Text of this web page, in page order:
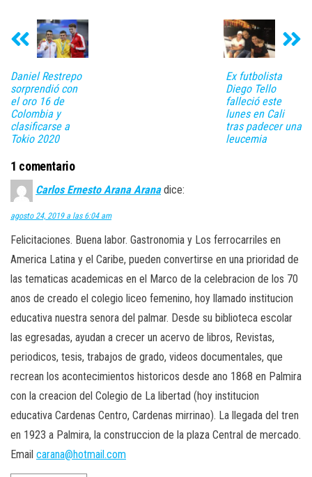
Daniel Restrepo
sorprendió con
el oro 16 de
Colombia y
clasificarse a
Tokio 2020
Ex futbolista
Diego Tello
falleció este
lunes en Cali
tras padecer una
leucemia
1 comentario
Carlos Ernesto Arana Arana dice:
agosto 24, 2019 a las 6:04 am
Felicitaciones. Buena labor. Gastronomia y Los ferrocarriles en
America Latina y el Caribe, pueden convertirse en una prioridad de
las tematicas academicas en el Marco de la celebracion de los 70
anos de creado el colegio liceo femenino, hoy llamado institucion
educativa nuestra senora del palmar. Desde su biblioteca escolar
las egresadas, ayudan a crecer un acervo de libros, Revistas,
periodicos, tesis, trabajos de grado, videos documentales, que
recrean los acontecimientos historicos desde ano 1868 en Palmira
con la creacion del Colegio de La libertad (hoy institucion
educativa Cardenas Centro, Cardenas mirrinao). La llegada del tren
en 1923 a Palmira, la construccion de la plaza Central de mercado.
Email carana@hotmail.com